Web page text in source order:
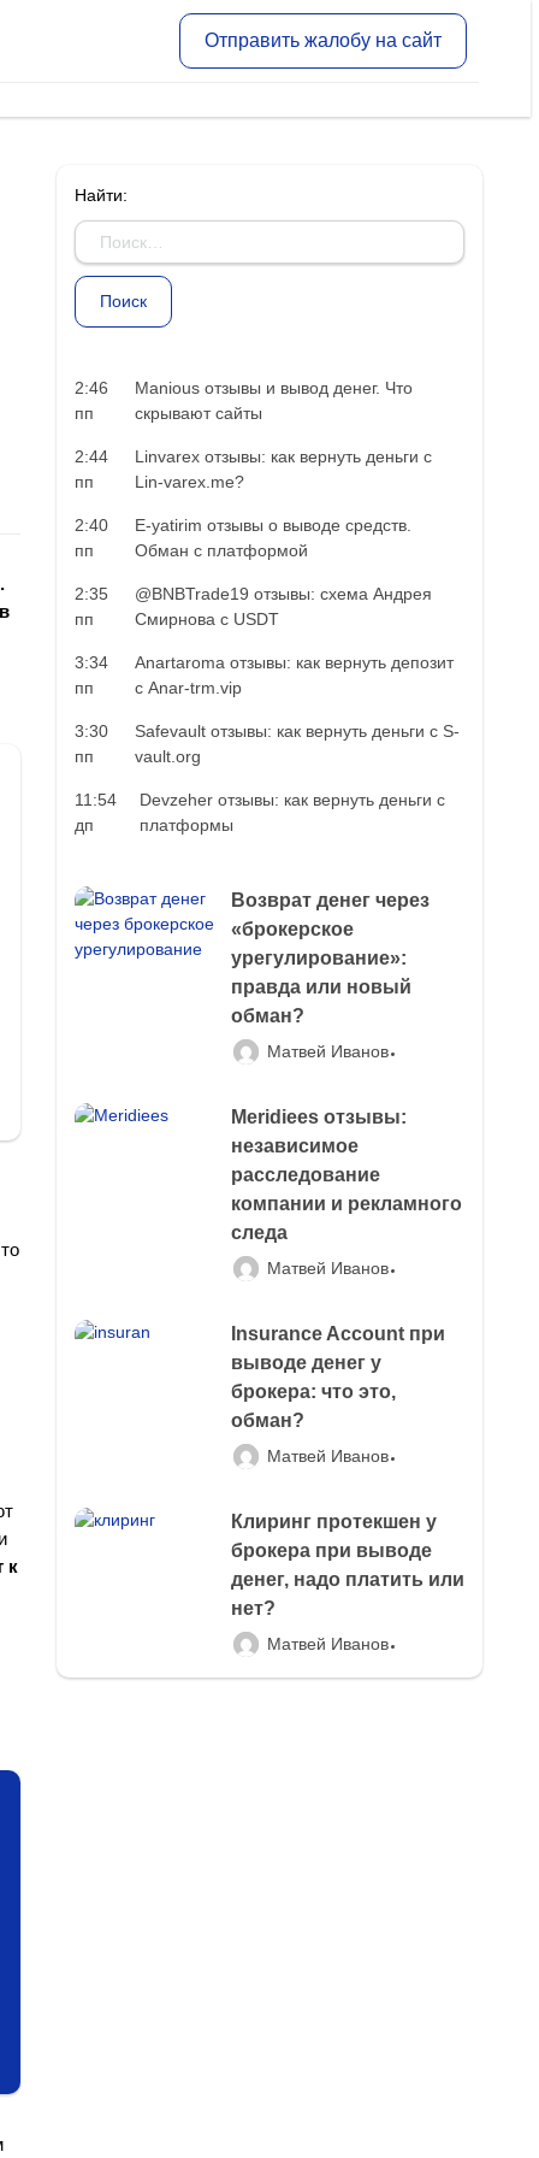
Отправить жалобу на сайт
к
Найти:
2:46
пп
Manious отзывы и вывод денег. Что
скрывают сайты
2:44
пп
Linvarex отзывы: как вернуть деньги с
Lin-varex.me?
2:40
пп
E-yatirim отзывы о выводе средств.
Обман с платформой
2:35
пп
@BNBTrade19 отзывы: схема Андрея
Смирнова с USDT
3:34
пп
Anartaroma отзывы: как вернуть депозит
с Anar-trm.vip
3:30
пп
Safevault отзывы: как вернуть деньги с S-
vault.org
11:54
дп
Devzeher отзывы: как вернуть деньги с
платформы
Возврат денег через
«брокерское
урегулирование»:
правда или новый
обман?
Матвей Иванов
Meridiees отзывы:
независимое
расследование
компании и рекламного
следа
Матвей Иванов
Insurance Account при
выводе денег у
брокера: что это,
обман?
Матвей Иванов
Клиринг протекшен у
брокера при выводе
денег, надо платить или
нет?
Матвей Иванов